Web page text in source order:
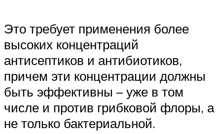
Это требует применения более
высоких концентраций
антисептиков и антибиотиков,
причем эти концентрации должны
быть эффективны – уже в том
числе и против грибковой флоры, а
не только бактериальной.